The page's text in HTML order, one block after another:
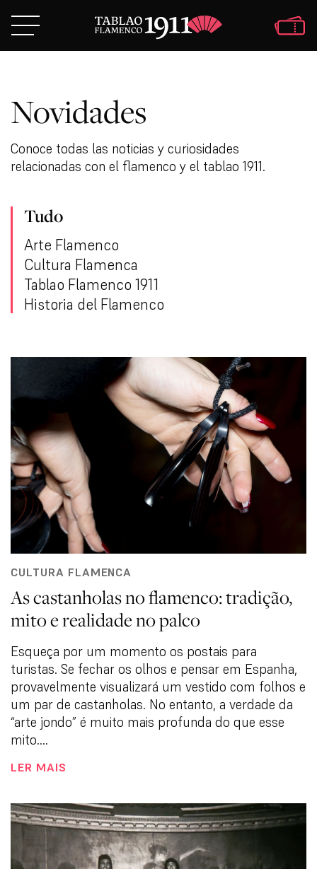
Novidades
Conoce todas las noticias y curiosidades
relacionadas con el flamenco y el tablao 1911.
Tudo
Arte Flamenco
Cultura Flamenca
Tablao Flamenco 1911
Historia del Flamenco
CULTURA FLAMENCA
As castanholas no flamenco: tradição,
mito e realidade no palco
Esqueça por um momento os postais para
turistas. Se fechar os olhos e pensar em Espanha,
provavelmente visualizará um vestido com folhos e
um par de castanholas. No entanto, a verdade da
“arte jondo” é muito mais profunda do que esse
mito....
LER MAIS